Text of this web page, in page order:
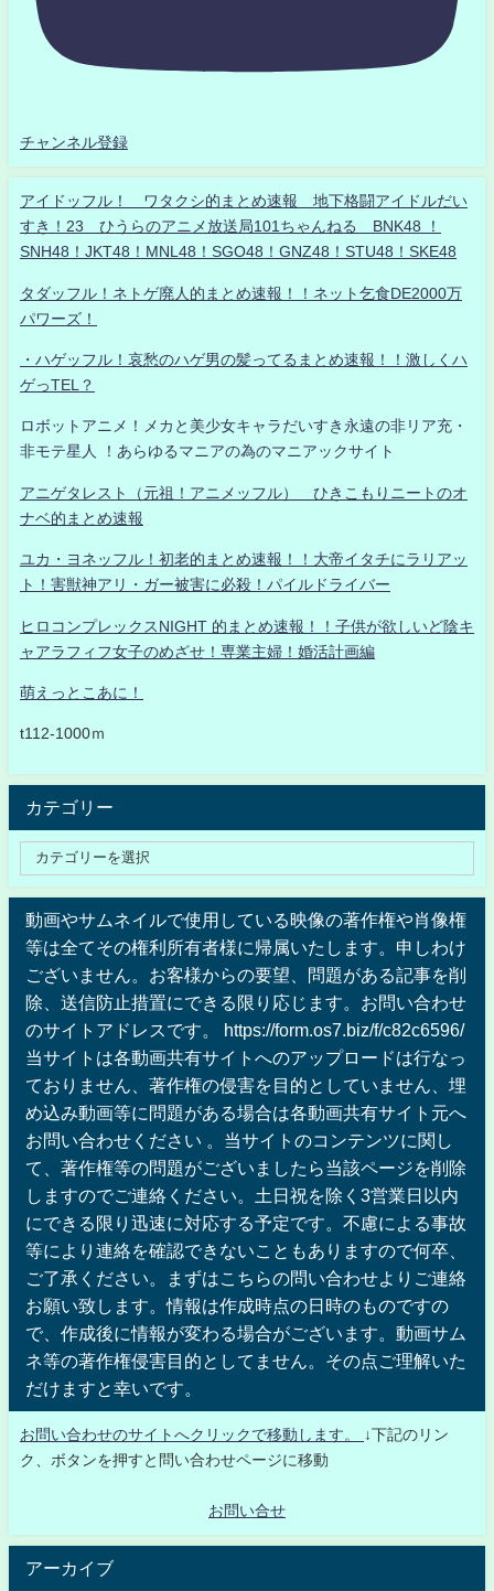
チャンネル登録
アイドッフル！ ワタクシ的まとめ速報 地下格闘アイドルだい
すき！23 ひうらのアニメ放送局101ちゃんねる BNK48 ！
SNH48！JKT48！MNL48！SGO48！GNZ48！STU48！SKE48
タダッフル！ネトゲ廃人的まとめ速報！！ネット乞食DE2000万
パワーズ！
・ハゲッフル！哀愁のハゲ男の髪ってるまとめ速報！！激しくハ
ゲっTEL？
ロボットアニメ！メカと美少女キャラだいすき永遠の非リア充・
非モテ星人 ！あらゆるマニアの為のマニアックサイト
アニゲタレスト（元祖！アニメッフル） ひきこもりニートのオ
ナベ的まとめ速報
ユカ・ヨネッフル！初老的まとめ速報！！大帝イタチにラリアッ
ト！害獣神アリ・ガー被害に必殺！パイルドライバー
ヒロコンプレックスNIGHT 的まとめ速報！！子供が欲しいど陰キ
ャアラフィフ女子のめざせ！専業主婦！婚活計画編
萌えっとこあに！
t112-1000ｍ
カテゴリー
動画やサムネイルで使用している映像の著作権や肖像権
等は全てその権利所有者様に帰属いたします。申しわけ
ございません。お客様からの要望、問題がある記事を削
除、送信防止措置にできる限り応じます。お問い合わせ
のサイトアドレスです。 https://form.os7.biz/f/c82c6596/
当サイトは各動画共有サイトへのアップロードは行なっ
ておりません、著作権の侵害を目的としていません、埋
め込み動画等に問題がある場合は各動画共有サイト元へ
お問い合わせください 。当サイトのコンテンツに関し
て、著作権等の問題がございましたら当該ページを削除
しますのでご連絡ください。土日祝を除く3営業日以内
にできる限り迅速に対応する予定です。不慮による事故
等により連絡を確認できないこともありますので何卒、
ご了承ください。まずはこちらの問い合わせよりご連絡
お願い致します。情報は作成時点の日時のものですの
で、作成後に情報が変わる場合がございます。動画サム
ネ等の著作権侵害目的としてません。その点ご理解いた
だけますと幸いです。
お問い合わせのサイトへクリックで移動します。
↓下記のリン
ク、ボタンを押すと問い合わせページに移動
お問い合せ
アーカイブ